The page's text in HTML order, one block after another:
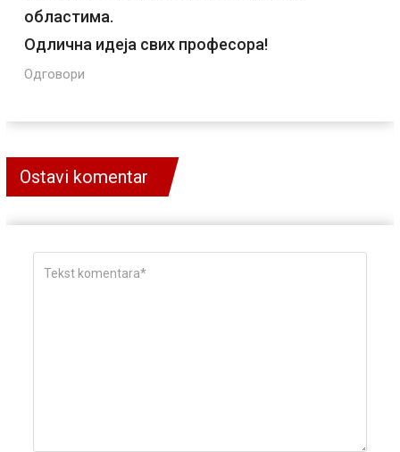
областима.
Одлична идеја свих професора!
Одговори
Ostavi komentar